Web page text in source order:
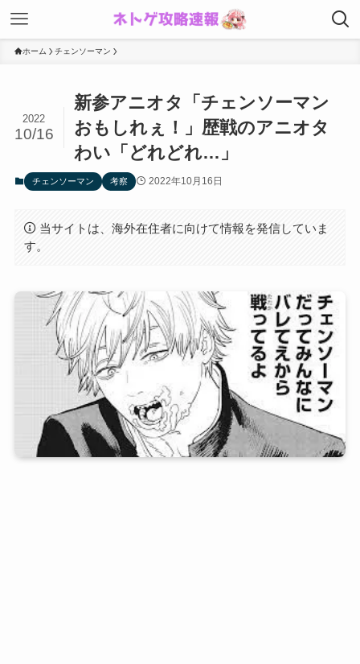
ホーム チェンソーマン
新参アニオタ「チェンソーマン
おもしれぇ！」歴戦のアニオタ
わい「どれどれ…」
2022
10/16
チェンソーマン 考察 2022年10月16日
当サイトは、海外在住者に向けて情報を発信していま
す。